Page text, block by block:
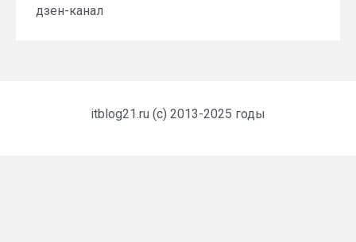
дзен-канал
itblog21.ru (c) 2013-2025 годы